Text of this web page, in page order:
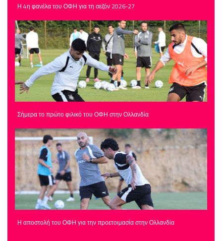
Η 4η φανέλα του ΟΦΗ για τη σεζόν 2026-27
Σήμερα το πρώτο φιλικό του ΟΦΗ στην Ολλανδία
Η αποστολή του ΟΦΗ για την προετοιμασία στην Ολλανδία